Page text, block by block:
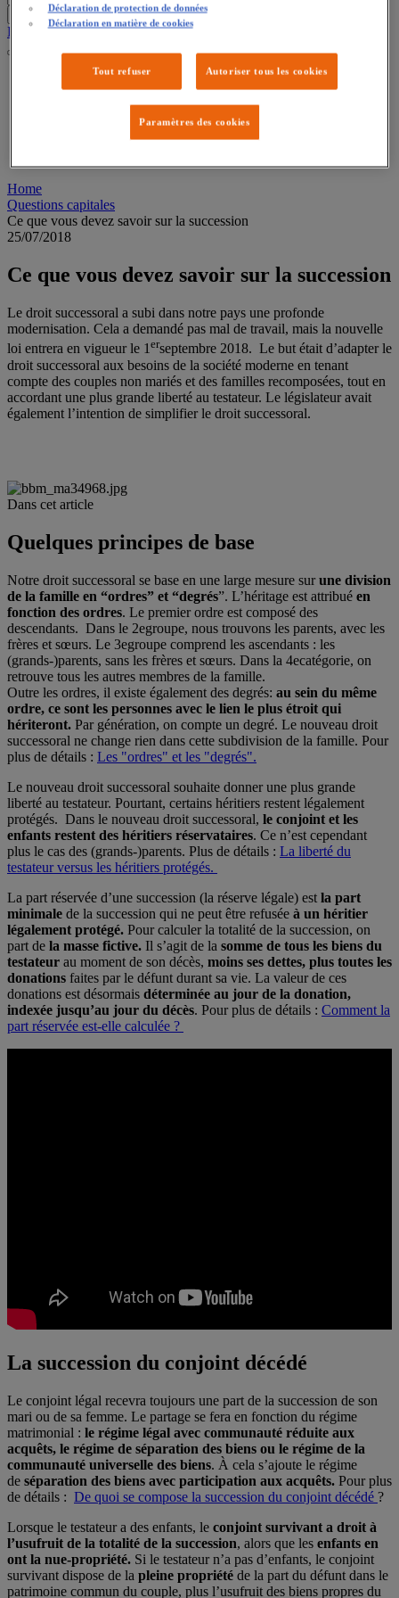
Faites une déclaration
Vie privée
Vie professionnelle
Home
Questions capitales
Ce que vous devez savoir sur la succession
25/07/2018
Ce que vous devez savoir sur la succession
Le droit successoral a subi dans notre pays une profonde
modernisation. Cela a demandé pas mal de travail, mais la nouvelle
loi entrera en vigueur le 1erseptembre 2018. Le but était d’adapter le
droit successoral aux besoins de la société moderne en tenant
compte des couples non mariés et des familles recomposées, tout en
accordant une plus grande liberté au testateur. Le législateur avait
également l’intention de simplifier le droit successoral.
Dans cet article
Quelques principes de base
Notre droit successoral se base en une large mesure surune division
de la famille en “ordres” et “degrés”. L’héritage est attribué en
fonction des ordres. Le premier ordre est composé des
descendants. Dans le 2egroupe, nous trouvons les parents, avec les
frères et sœurs. Le 3egroupe comprend les ascendants : les
(grands-)parents, sans les frères et sœurs. Dans la 4ecatégorie, on
retrouve tous les autres membres de la famille.
Outre les ordres, il existe également des degrés: au sein du même
ordre, ce sont les personnes avec le lien le plus étroit qui
hériteront. Par génération, on compte un degré. Le nouveau droit
successoral ne change rien dans cette subdivision de la famille. Pour
plus de détails : Les "ordres" et les "degrés".
Le nouveau droit successoral souhaite donner une plus grande
liberté au testateur. Pourtant, certains héritiers restent légalement
protégés. Dans le nouveau droit successoral, le conjoint et les
enfants restent des héritiers réservataires. Ce n’est cependant
plus le cas des (grands-)parents. Plus de détails : La liberté du
testateur versus les héritiers protégés.
La part réservée d’une succession (la réserve légale) est la part
minimale de la succession qui ne peut être refusée à un héritier
légalement protégé. Pour calculer la totalité de la succession, on
part de la masse fictive. Il s’agit de la somme de tous les biens du
testateur au moment de son décès, moins ses dettes, plus toutes les
donations faites par le défunt durant sa vie. La valeur de ces
donations est désormais déterminée au jour de la donation,
indexée jusqu’au jour du décès. Pour plus de détails : Comment la
part réservée est-elle calculée ?
La succession du conjoint décédé
Le conjoint légal recevra toujours une part de la succession de son
mari ou de sa femme. Le partage se fera en fonction du régime
matrimonial : le régime légal avec communauté réduite aux
acquêts, le régime de séparation des biens ou le régime de la
communauté universelle des biens. À cela s’ajoute le régime
de séparation des biens avec participation aux acquêts. Pour plus
de détails : De quoi se compose la succession du conjoint décédé ?
Lorsque le testateur a des enfants, le conjoint survivant a droit à
l’usufruit de la totalité de la succession, alors que les enfants en
ont la nue-propriété. Si le testateur n’a pas d’enfants, le conjoint
survivant dispose de la pleine propriété de la part du défunt dans le
patrimoine commun du couple, plus l’usufruit des biens propres du
Déclaration de protection de données
Déclaration en matière de cookies
Tout refuser Autoriser tous les cookies
Paramètres des cookies